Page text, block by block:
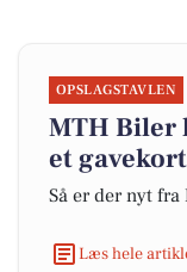
OPSLAGSTAVLEN
MTH Biler
et
Så er der nyt
Læs hele